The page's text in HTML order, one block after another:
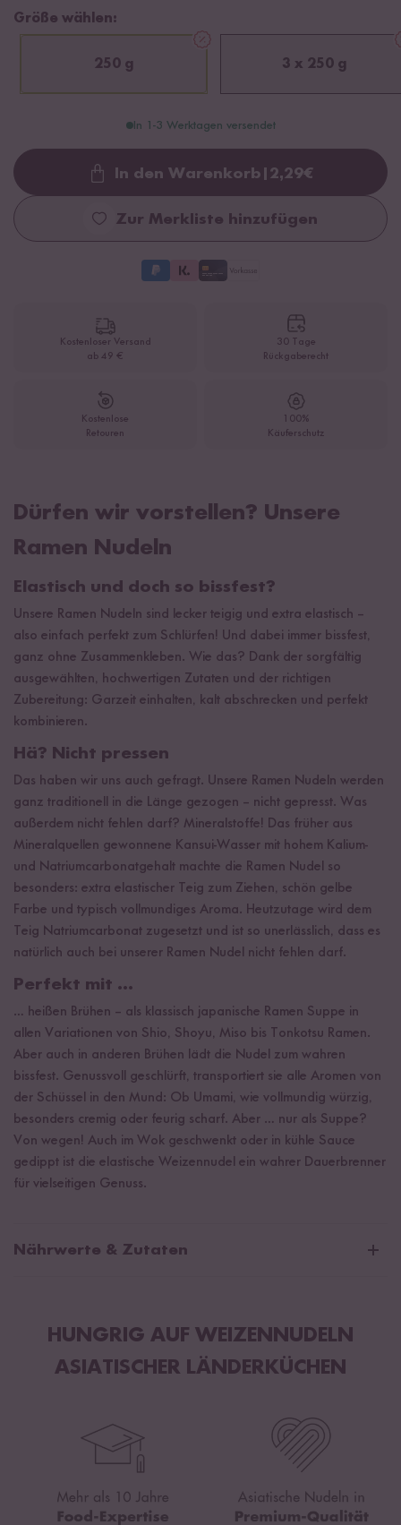
Größe wählen:
250 g 3 x 250 g
In 1-3 Werktagen versendet
Loading...
In den Warenkorb 2,29€
Zur Merkliste hinzufügen
Kostenloser Versand
ab 49 €
30 Tage
Rückgaberecht
Kostenlose
Retouren
100%
Käuferschutz
Dürfen wir vorstellen? Unsere
Ramen Nudeln
Elastisch und doch so bissfest?
Unsere Ramen Nudeln sind lecker teigig und extra elastisch –
also einfach perfekt zum Schlürfen! Und dabei immer bissfest,
ganz ohne Zusammenkleben. Wie das? Dank der sorgfältig
ausgewählten, hochwertigen Zutaten und der richtigen
Zubereitung: Garzeit einhalten, kalt abschrecken und perfekt
kombinieren.
Hä? Nicht pressen
Das haben wir uns auch gefragt. Unsere Ramen Nudeln werden
ganz traditionell in die Länge gezogen – nicht gepresst. Was
außerdem nicht fehlen darf? Mineralstoffe! Das früher aus
Mineralquellen gewonnene Kansui-Wasser mit hohem Kalium-
und Natriumcarbonatgehalt machte die Ramen Nudel so
besonders: extra elastischer Teig zum Ziehen, schön gelbe
Farbe und typisch vollmundiges Aroma. Heutzutage wird dem
Teig Natriumcarbonat zugesetzt und ist so unerlässlich, dass es
natürlich auch bei unserer Ramen Nudel nicht fehlen darf.
Perfekt mit ...
… heißen Brühen – als klassisch japanische Ramen Suppe in
allen Variationen von Shio, Shoyu, Miso bis Tonkotsu Ramen.
Aber auch in anderen Brühen lädt die Nudel zum wahren
bissfest. Genussvoll geschlürft, transportiert sie alle Aromen von
der Schüssel in den Mund: Ob Umami, wie vollmundig würzig,
besonders cremig oder feurig scharf. Aber … nur als Suppe?
Von wegen! Auch im Wok geschwenkt oder in kühle Sauce
gedippt ist die elastische Weizennudel ein wahrer Dauerbrenner
für vielseitigen Genuss.
Nährwerte & Zutaten
davon gesättigte Fettsäuren
davon Zucker
0,4 g
Weizenmehl* (Gluten) , Stabilisatoren: Natriumcarbonat,
HUNGRIG AUF WEIZENNUDELN
ASIATISCHER LÄNDERKÜCHEN